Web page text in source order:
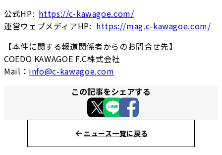
公式HP: https://c-kawagoe.com/
運営ウェブメディアHP: https://mag.c-kawagoe.com/
【本件に関する報道関係者からのお問合せ先】
COEDO KAWAGOE F.C株式会社
Mail： info@c-kawagoe.com
この記事をシェアする
ニュース一覧に戻る